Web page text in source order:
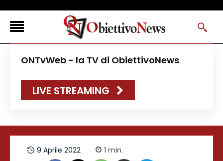
FLASH NEWS
NEWS DAL RESTO D’ITALIA
CANAVESELOCAL
PROMOREDAZIONALI
ONSTYLE MAGAZINE
ONTvWeb - la TV di ObiettivoNews
LIVE STREAMING
9 Aprile 2022 1 min.